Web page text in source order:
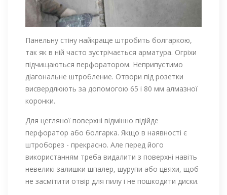
Панельну стіну найкраще штробить болгаркою,
так як в ній часто зустрічається арматура. Огріхи
підчищаються перфоратором. Неприпустимо
діагональне штробление. Отвори під розетки
висвердлюють за допомогою 65 і 80 мм алмазної
коронки.
Для цегляної поверхні відмінно підійде
перфоратор або болгарка. Якщо в наявності є
штроборез - прекрасно. Але перед його
використанням треба видалити з поверхні навіть
невеликі залишки шпалер, шурупи або цвяхи, щоб
не засмітити отвір для пилу і не пошкодити диски.